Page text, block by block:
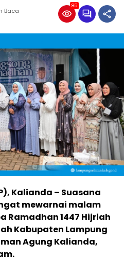
Baca
85
Kalianda – Suasana
mewarnai malam
Ramadhan 1447 Hijriah
Kabupaten Lampung
Agung Kalianda,